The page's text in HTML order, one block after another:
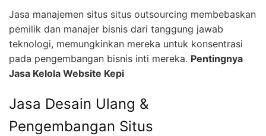
Jasa manajemen situs situs outsourcing membebaskan
pemilik dan manajer bisnis dari tanggung jawab
teknologi, memungkinkan mereka untuk konsentrasi
pada pengembangan bisnis inti mereka. Pentingnya
Jasa Kelola Website Kepi
Jasa Desain Ulang &
Pengembangan Situs